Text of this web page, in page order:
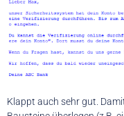
Klappt auch sehr gut.